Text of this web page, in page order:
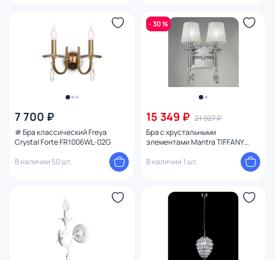
7 700 ₽
# Бра классический Freya
Crystal Forte FR1006WL-02G
В наличии 50 шт.
- 30 %
15 349 ₽ 21 927 ₽
Бра с хрустальными
элементами Mantra TIFFANY
В наличии 1 шт.